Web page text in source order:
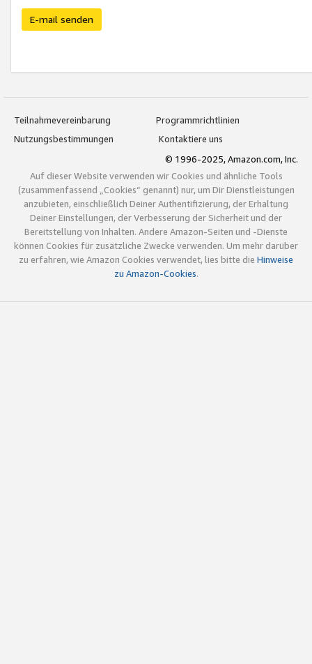
E-mail senden
Teilnahmevereinbarung
Programmrichtlinien
Nutzungsbestimmungen
Kontaktiere uns
© 1996-2025, Amazon.com, Inc.
Auf dieser Website verwenden wir Cookies und ähnliche Tools
(zusammenfassend „Cookies“ genannt) nur, um Dir Dienstleistungen
anzubieten, einschließlich Deiner Authentifizierung, der Erhaltung
Deiner Einstellungen, der Verbesserung der Sicherheit und der
Bereitstellung von Inhalten. Andere Amazon-Seiten und -Dienste
können Cookies für zusätzliche Zwecke verwenden. Um mehr darüber
zu erfahren, wie Amazon Cookies verwendet, lies bitte die Hinweise
zu Amazon-Cookies.